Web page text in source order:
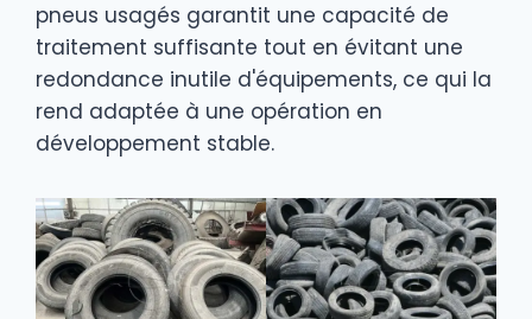
pneus usagés garantit une capacité de
traitement suffisante tout en évitant une
redondance inutile d'équipements, ce qui la
rend adaptée à une opération en
développement stable.